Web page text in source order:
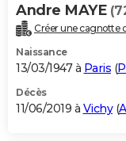
Andre MAYE
Créer une cagnotte
Naissance
13/03/1947 à Paris (
Décès
11/06/2019 à Vichy(